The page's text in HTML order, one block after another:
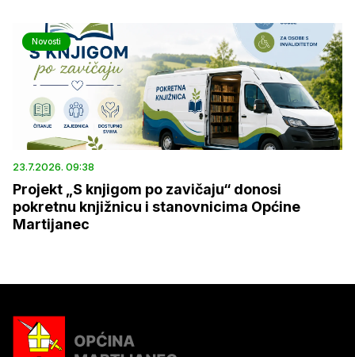
Novosti
23.7.2026. 09:38
Projekt „S knjigom po zavičaju“ donosi
pokretnu knjižnicu i stanovnicima Općine
Martijanec